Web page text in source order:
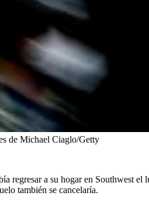
de Michael Ciaglo/Getty
a su hogar en Southwest el
también se cancelaría.